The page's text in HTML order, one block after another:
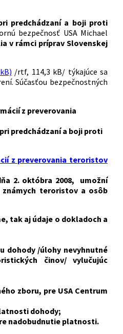
predchádzaní a boji proti
bezpečnosť USA Michael
v rámci príprav Slovenskej
/rtf, 114,3 kB/ týkajúce sa
Súčasťou bezpečnostných
z preverovania
predchádzaní a boji proti
z preverovania teroristov
2. októbra 2008, umožní
teroristov a osôb
tak aj údaje o dokladoch a
dohody /úlohy nevyhnutné
činov/ vylučujúc
zboru, pre USA Centrum
dohody;
nadobudnutie platnosti.